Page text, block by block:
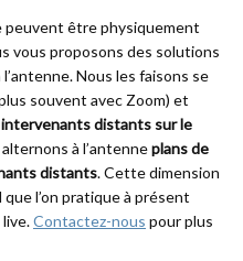
peuvent être physiquement
vous proposons des solutions
Nous les faisons se
souvent avec Zoom) et
intervenants distants sur le
à l’antenneplans de
distants. Cette dimension
l’on pratique à présent
Contactez-nous pour plus